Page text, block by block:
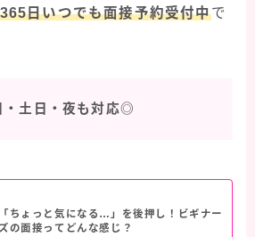
365日いつでも面接予約受付中で
・土日・夜も対応◎
「ちょっと気になる…」を後押し！ビギナー
ズの面接ってどんな感じ？